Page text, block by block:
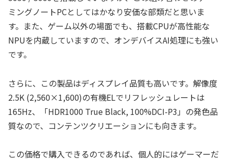
ミングノートPCとしてはかなり安価な部類だと思いま
す。また、ゲーム以外の場面でも、搭載CPUが高性能な
NPUを内蔵していますので、オンデバイスAI処理にも強い
です。
さらに、この製品はディスプレイ品質も高いです。解像度
2.5K (2,560×1,600)の有機ELでリフレッシュレートは
165Hz、「HDR1000 True Black, 100%DCI-P3」の発色品
質なので、コンテンツクリエーションにも向きます。
この価格で購入できるのであれば、個人的にはゲーマーだ